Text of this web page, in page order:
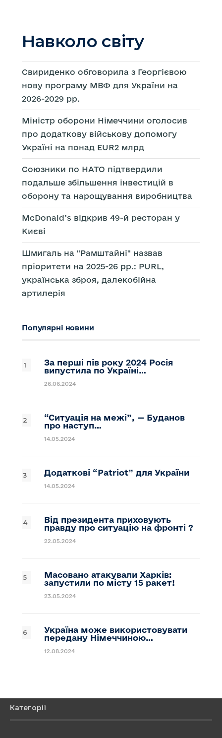
Навколо світу
Свириденко обговорила з Георгієвою
нову програму МВФ для України на
2026-2029 рр.
Міністр оборони Німеччини оголосив
про додаткову військову допомогу
Україні на понад EUR2 млрд
Союзники по НАТО підтвердили
подальше збільшення інвестицій в
оборону та нарощування виробництва
McDonald’s відкрив 49-й ресторан у
Києві
Шмигаль на "Рамштайні" назвав
пріоритети на 2025-26 рр.: PURL,
українська зброя, далекобійна
артилерія
Популярні новини
За перші пів року 2024 Росія
випустила по Україні…
26.06.2024
“Ситуація на межі”, — Буданов
про наступ…
14.05.2024
Додаткові “Patriot” для України
14.05.2024
Від президента приховують
правду про ситуацію на фронті ?
22.05.2024
Масовано атакували Харків:
запустили по місту 15 ракет!
23.05.2024
Україна може використовувати
передану Німеччиною…
12.08.2024
Категорії